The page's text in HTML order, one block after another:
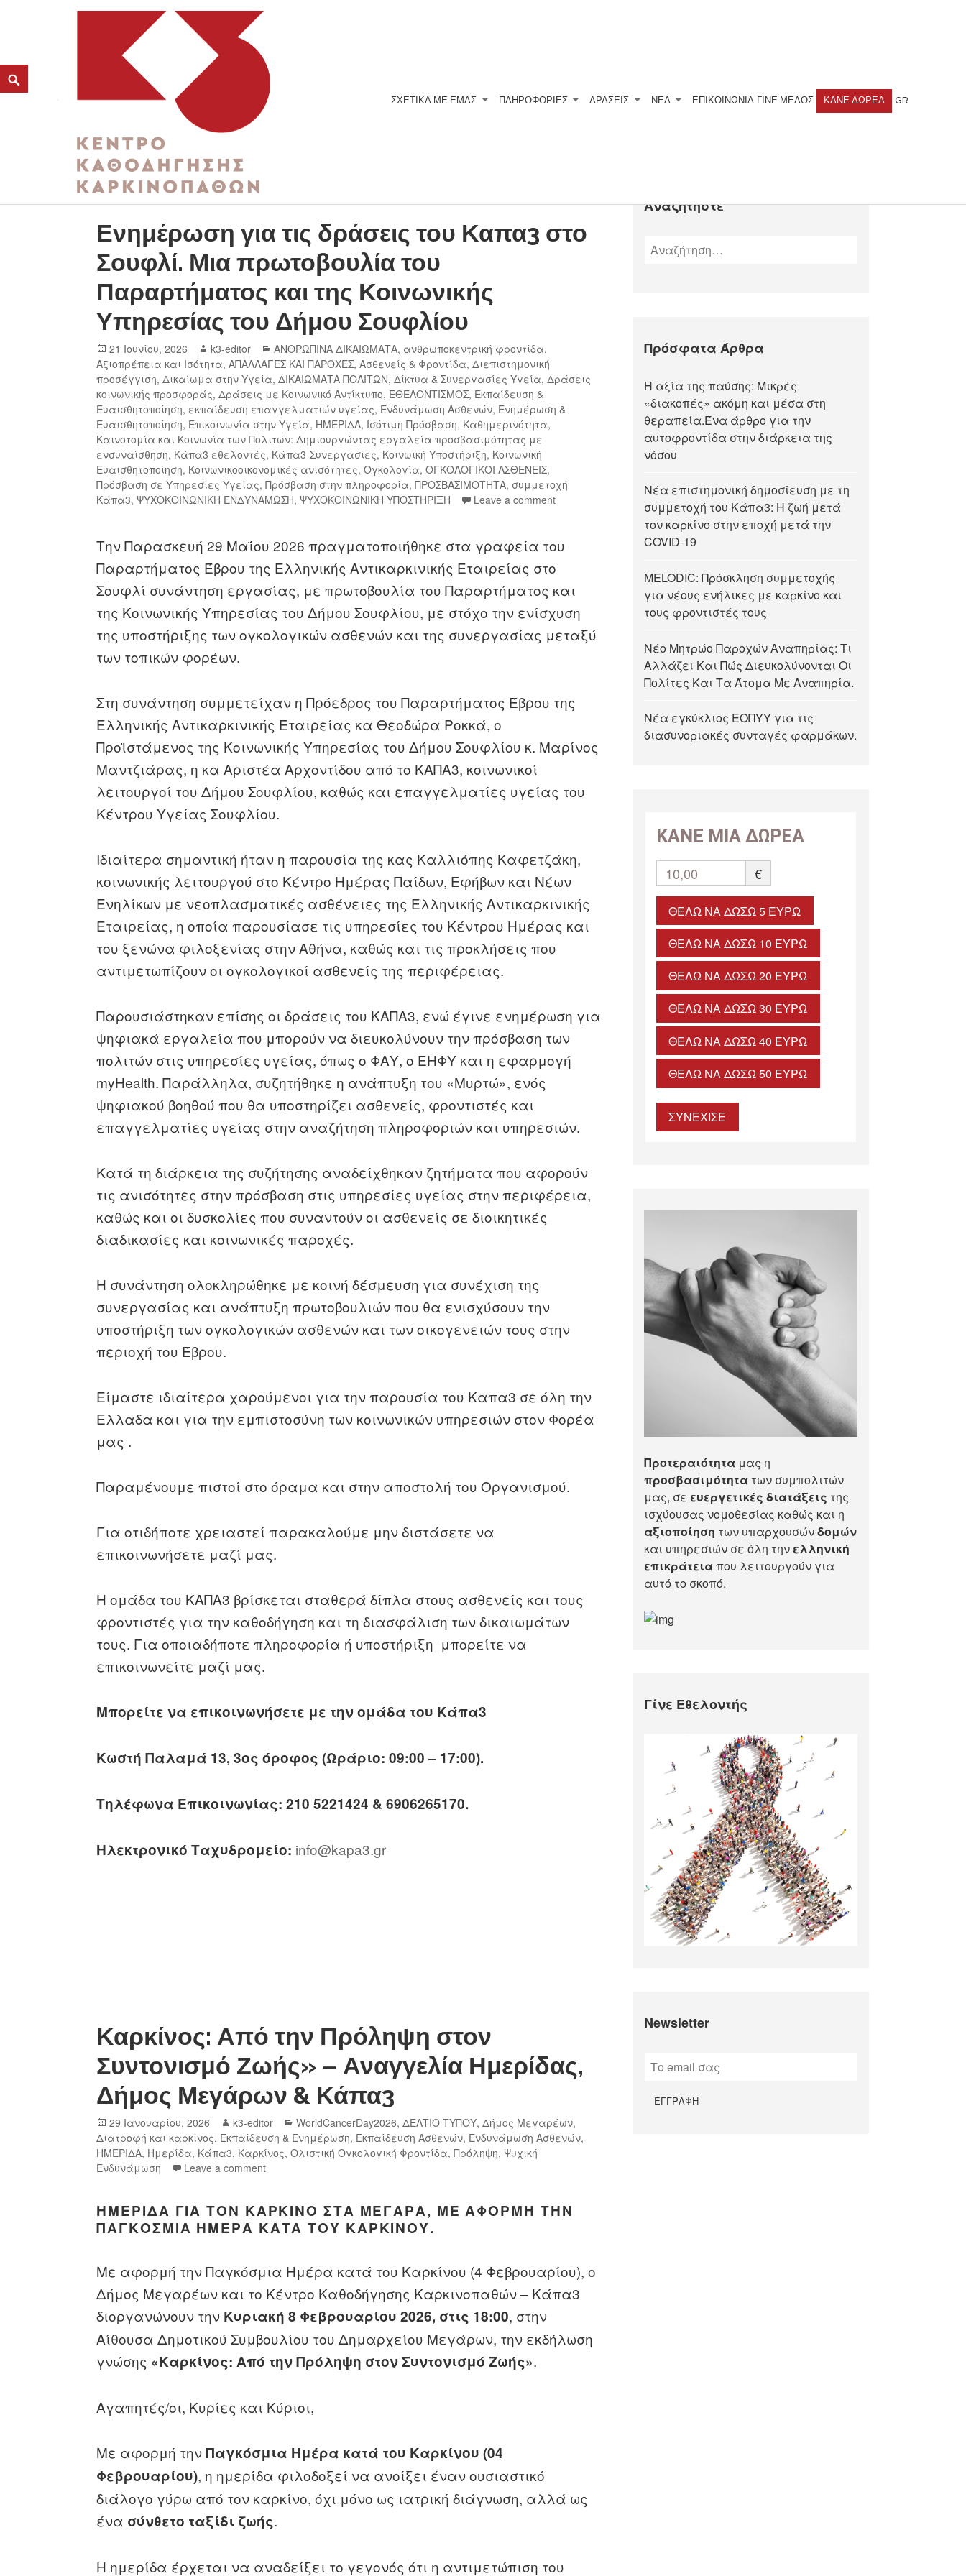
K3
ΚΕΝΤΡΟ ΚΑΘΟΔΗΓΗΣΗΣ ΚΑΡΚΙΝΟΠΑΘΩΝ
ΣΧΕΤΙΚΆ ΜΕ ΕΜΆΣ ΠΛΗΡΟΦΟΡΙΕΣ ΔΡΑΣΕΙΣ ΝΕΑ ΕΠΙΚΟΙΝΩΝΙΑ ΓΊΝΕ ΜΈΛΟΣ ΚΆΝΕ ΔΩΡΕΆ GR
ΚΑΤΗΓΟΡΊΑ:
Ενημέρωση για τις δράσεις του Καπα3 στο
Σουφλί. Μια πρωτοβουλία του
Παραρτήματος και της Κοινωνικής
Υπηρεσίας του Δήμου Σουφλίου
21 Ιουνίου, 2026 k3-editor ΑΝΘΡΩΠΙΝΑ ΔΙΚΑΙΩΜΑΤΑ, ανθρωποκεντρική φροντίδα,
Αξιοπρέπεια και Ισότητα,ΑΠΑΛΛΑΓΕΣ ΚΑΙ ΠΑΡΟΧΕΣ,Ασθενείς & Φροντίδα,Διεπιστημονική
προσέγγιση,Δικαίωμα στην Υγεία,ΔΙΚΑΙΩΜΑΤΑ ΠΟΛΙΤΩΝ,Δίκτυα & Συνεργασίες Υγεία,Δράσεις
κοινωνικής προσφοράς,Δράσεις με Κοινωνικό Αντίκτυπο, ΕΘΕΛΟΝΤΙΣΜΟΣ, Εκπαίδευση &
Ευαισθητοποίηση, εκπαίδευση επαγγελματιών υγείας, Ενδυνάμωση Ασθενών, Ενημέρωση &
Ευαισθητοποίηση, Επικοινωνία στην Υγεία, ΗΜΕΡΙΔΑ, Ισότιμη Πρόσβαση, Καθημερινότητα,
Καινοτομία και Κοινωνία των Πολιτών: Δημιουργώντας εργαλεία προσβασιμότητας με
ενσυναίσθηση, Κάπα3 εθελοντές, Κάπα3-Συνεργασίες, Κοινωική Υποστήριξη, Κοινωνική
Ευαισθητοποίηση, Κοινωνικοοικονομικές ανισότητες,Ογκολογία,ΟΓΚΟΛΟΓΙΚΟΙ ΑΣΘΕΝΕΙΣ,
Πρόσβαση σε Υπηρεσίες Υγείας,Πρόσβαση στην πληροφορία,ΠΡΟΣΒΑΣΙΜΟΤΗΤΑ, συμμετοχή
Κάπα3, ΨΥΧΟΚΟΙΝΩΝΙΚΗ ΕΝΔΥΝΑΜΩΣΗ, ΨΥΧΟΚΟΙΝΩΝΙΚΗ ΥΠΟΣΤΗΡΙΞΗ Leave a comment
Την Παρασκευή 29 Μαΐου 2026 πραγματοποιήθηκε στα γραφεία του
Παραρτήματος Έβρου της Ελληνικής Αντικαρκινικής Εταιρείας στο
Σουφλί συνάντηση εργασίας, με πρωτοβουλία του Παραρτήματος και
της Κοινωνικής Υπηρεσίας του Δήμου Σουφλίου, με στόχο την ενίσχυση
της υποστήριξης των ογκολογικών ασθενών και της συνεργασίας μεταξύ
των τοπικών φορέων.
Στη συνάντηση συμμετείχαν η Πρόεδρος του Παραρτήματος Έβρου της
Ελληνικής Αντικαρκινικής Εταιρείας κα Θεοδώρα Ροκκά, ο
Προϊστάμενος της Κοινωνικής Υπηρεσίας του Δήμου Σουφλίου κ. Μαρίνος
Μαντζιάρας, η κα Αριστέα Αρχοντίδου από το ΚΑΠΑ3, κοινωνικοί
λειτουργοί του Δήμου Σουφλίου, καθώς και επαγγελματίες υγείας του
Κέντρου Υγείας Σουφλίου.
Ιδιαίτερα σημαντική ήταν η παρουσία της κας Καλλιόπης Καφετζάκη,
κοινωνικής λειτουργού στο Κέντρο Ημέρας Παίδων, Εφήβων και Νέων
Ενηλίκων με νεοπλασματικές ασθένειες της Ελληνικής Αντικαρκινικής
Εταιρείας, η οποία παρουσίασε τις υπηρεσίες του Κέντρου Ημέρας και
του ξενώνα φιλοξενίας στην Αθήνα, καθώς και τις προκλήσεις που
αντιμετωπίζουν οι ογκολογικοί ασθενείς της περιφέρειας.
Παρουσιάστηκαν επίσης οι δράσεις του ΚΑΠΑ3, ενώ έγινε ενημέρωση για
ψηφιακά εργαλεία που μπορούν να διευκολύνουν την πρόσβαση των
πολιτών στις υπηρεσίες υγείας, όπως ο ΦΑΥ, ο ΕΗΦΥ και η εφαρμογή
myHealth. Παράλληλα, συζητήθηκε η ανάπτυξη του «Μυρτώ», ενός
ψηφιακού βοηθού που θα υποστηρίζει ασθενείς, φροντιστές και
επαγγελματίες υγείας στην αναζήτηση πληροφοριών και υπηρεσιών.
Κατά τη διάρκεια της συζήτησης αναδείχθηκαν ζητήματα που αφορούν
τις ανισότητες στην πρόσβαση στις υπηρεσίες υγείας στην περιφέρεια,
καθώς και οι δυσκολίες που συναντούν οι ασθενείς σε διοικητικές
διαδικασίες και κοινωνικές παροχές.
Η συνάντηση ολοκληρώθηκε με κοινή δέσμευση για συνέχιση της
συνεργασίας και ανάπτυξη πρωτοβουλιών που θα ενισχύσουν την
υποστήριξη των ογκολογικών ασθενών και των οικογενειών τους στην
περιοχή του Έβρου.
Είμαστε ιδιαίτερα χαρούμενοι για την παρουσία του Καπα3 σε όλη την
Ελλαδα και για την εμπιστοσύνη των κοινωνικών υπηρεσιών στον Φορέα
μας .
Παραμένουμε πιστοί στο όραμα και στην αποστολή του Οργανισμού.
Για οτιδήποτε χρειαστεί παρακαλούμε μην διστάσετε να
επικοινωνήσετε μαζί μας.
Η ομάδα του ΚΑΠΑ3 βρίσκεται σταθερά δίπλα στους ασθενείς και τους
φροντιστές για την καθοδήγηση και τη διασφάλιση των δικαιωμάτων
τους. Για οποιαδήποτε πληροφορία ή υποστήριξη μπορείτε να
επικοινωνείτε μαζί μας.
Μπορείτε να επικοινωνήσετε με την ομάδα του Κάπα3
Κωστή Παλαμά 13, 3ος όροφος (Ωράριο: 09:00 – 17:00).
Τηλέφωνα Επικοινωνίας: 210 5221424 & 6906265170.
Ηλεκτρονικό Ταχυδρομείο: info@kapa3.gr
Καρκίνος: Από την Πρόληψη στον
Συντονισμό Ζωής» – Αναγγελία Ημερίδας,
Δήμος Μεγάρων & Κάπα3
29 Ιανουαρίου, 2026 k3-editor WorldCancerDay2026,ΔΕΛΤΙΟ ΤΥΠΟΥ,Δήμος Μεγαρέων,
Διατροφή και καρκίνος, Εκπαίδευση & Ενημέρωση, Εκπαίδευση Ασθενών, Ενδυνάμωση Ασθενών,
ΗΜΕΡΙΔΑ, Ημερίδα, Κάπα3, Καρκίνος,Ολιστική Ογκολογική Φροντίδα,Πρόληψη, Ψυχική
Ενδυνάμωση
Leave a comment
ΗΜΕΡΊΔΑ ΓΙΑ ΤΟΝ ΚΑΡΚΊΝΟ ΣΤΑ ΜΈΓΑΡΑ, ΜΕ ΑΦΟΡΜΉ ΤΗΝ
ΠΑΓΚΌΣΜΙΑ ΗΜΈΡΑ ΚΑΤΆ ΤΟΥ ΚΑΡΚΊΝΟΥ.
Με αφορμή την Παγκόσμια Ημέρα κατά του Καρκίνου (4 Φεβρουαρίου), ο
Δήμος Μεγαρέων και το Κέντρο Καθοδήγησης Καρκινοπαθών – Κάπα3
διοργανώνουν την Κυριακή 8 Φεβρουαρίου 2026, στις 18:00, στην
Αίθουσα Δημοτικού Συμβουλίου του Δημαρχείου Μεγάρων, την εκδήλωση
γνώσης «Καρκίνος: Από την Πρόληψη στον Συντονισμό Ζωής».
Αγαπητές/οι, Κυρίες και Κύριοι,
Με αφορμή τηνΠαγκόσμια Ημέρα κατά του Καρκίνου (04
Φεβρουαρίου), η ημερίδα φιλοδοξεί να ανοίξει έναν ουσιαστικό
διάλογο γύρω από τον καρκίνο, όχι μόνο ως ιατρική διάγνωση, αλλά ως
ένα σύνθετο ταξίδι ζωής.
Η ημερίδα έρχεται να αναδείξει το γεγονός ότι η αντιμετώπιση του
Αναζητήστε
Πρόσφατα Άρθρα
Η αξία της παύσης: Μικρές
«διακοπές» ακόμη και μέσα στη
θεραπεία.Ένα άρθρο για την
αυτοφροντίδα στην διάρκεια της
νόσου
Νέα επιστημονική δημοσίευση με τη
συμμετοχή του Κάπα3: Η ζωή μετά
τον καρκίνο στην εποχή μετά την
COVID-19
MELODIC: Πρόσκληση συμμετοχής
για νέους ενήλικες με καρκίνο και
τους φροντιστές τους
Νέο Μητρώο Παροχών Αναπηρίας: Τι
Αλλάζει Και Πώς Διευκολύνονται Οι
Πολίτες Και Τα Άτομα Με Αναπηρία.
Νέα εγκύκλιος ΕΟΠΥΥ για τις
διασυνοριακές συνταγές φαρμάκων.
ΚΑΝΕ ΜΙΑ ΔΩΡΕΑ
10,00 €
ΘΈΛΩ ΝΑ ΔΏΣΩ 5 ΕΥΡΏ
ΘΈΛΩ ΝΑ ΔΏΣΩ 10 ΕΥΡΏ
ΘΈΛΩ ΝΑ ΔΏΣΩ 20 ΕΥΡΏ
ΘΈΛΩ ΝΑ ΔΏΣΩ 30 ΕΥΡΏ
ΘΈΛΩ ΝΑ ΔΏΣΩ 40 ΕΥΡΏ
ΘΈΛΩ ΝΑ ΔΏΣΩ 50 ΕΥΡΏ
ΣΥΝΕΧΙΣΕ
Προτεραιότητα μας η
προσβασιμότητα των συμπολιτών
μας, σε ευεργετικές διατάξεις της
ισχύουσας νομοθεσίας καθώς και η
αξιοποίηση των υπαρχουσώνδομών
και υπηρεσιών σε όλη την ελληνική
επικράτειαπου λειτουργούν για
αυτό το σκοπό.​
Γίνε Εθελοντής
Newsletter